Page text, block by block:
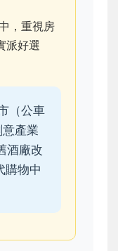
中，重視房
派好選
（公車
產業
酒廠改
購物中